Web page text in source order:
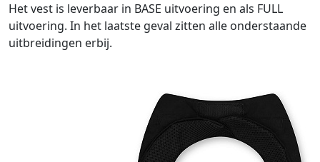
Het vest is leverbaar in BASE uitvoering en als FULL
uitvoering. In het laatste geval zitten alle onderstaande
uitbreidingen erbij.